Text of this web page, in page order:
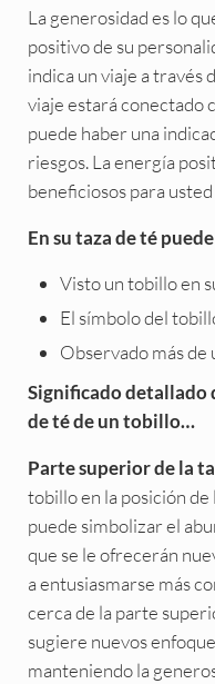
La generosidad es lo
positivo de su
indica un viaje a través
viaje estará conectado
puede haber una
riesgos. La energía
beneficiosos para
En su taza de té
Visto un tobillo en
El símbolo del
Observado más de
Significado detallado
de té de un tobillo…
Parte superior de la
tobillo en la posición
puede simbolizar el
que se le ofrecerán
a entusiasmarse más
cerca de la parte
sugiere nuevos
manteniendo la